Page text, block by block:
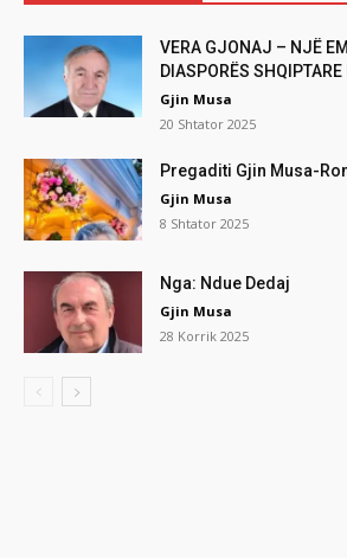
VERA GJONAJ – NJË
DIASPORËS SHQIPTARE
Gjin Musa
20 Shtator 2025
Pregaditi Gjin Musa-
Gjin Musa
8 Shtator 2025
Nga: Ndue Dedaj
Gjin Musa
28 Korrik 2025